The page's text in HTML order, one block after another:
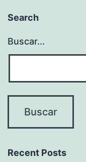
Search
Buscar...
Recent Posts